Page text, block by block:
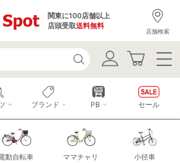
関東に100店舗以上
店頭受取送料無料
店舗検索
動自転車 ママチャリ 小径車
ブランド PB セール